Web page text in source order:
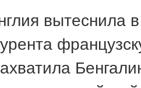
вытеснила